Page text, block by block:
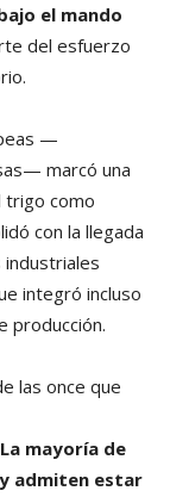
el mando
del esfuerzo
—
marcó una
trigo como
con la llegada
integró incluso
producción.
las once que
mayoría de
admiten estar